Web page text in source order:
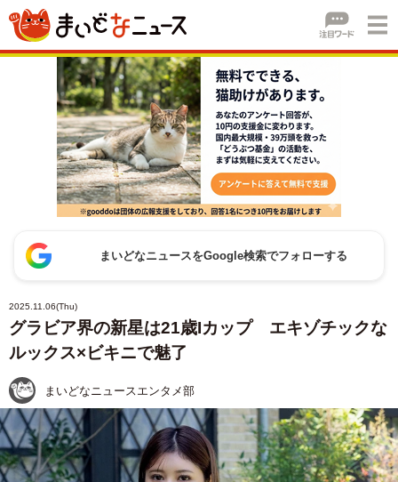
まいどなニュースをGoogle検索でフォローする
2025.11.06(Thu)
グラビア界の新星は21歳Iカップ エキゾチックな
ルックス×ビキニで魅了
まいどなニュースエンタメ部